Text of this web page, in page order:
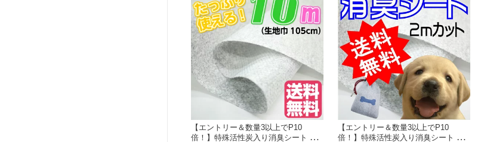
【エントリー＆数量3以上でP10
倍！】特殊活性炭入り消臭シート セ
【エントリー＆数量3以上でP10
倍！】特殊活性炭入り消臭シート セ